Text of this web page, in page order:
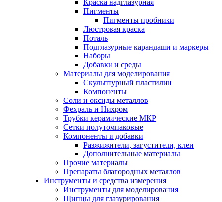
Краска надглазурная
Пигменты
Пигменты пробники
Люстровая краска
Поталь
Подглазурные карандаши и маркеры
Наборы
Добавки и среды
Материалы для моделирования
Скульптурный пластилин
Компоненты
Соли и оксиды металлов
Фехраль и Нихром
Трубки керамические МКР
Сетки полутомпаковые
Компоненты и добавки
Разжижители, загустители, клеи
Дополнительные материалы
Прочие материалы
Препараты благородных металлов
Инструменты и средства измерения
Инструменты для моделирования
Щипцы для глазурирования